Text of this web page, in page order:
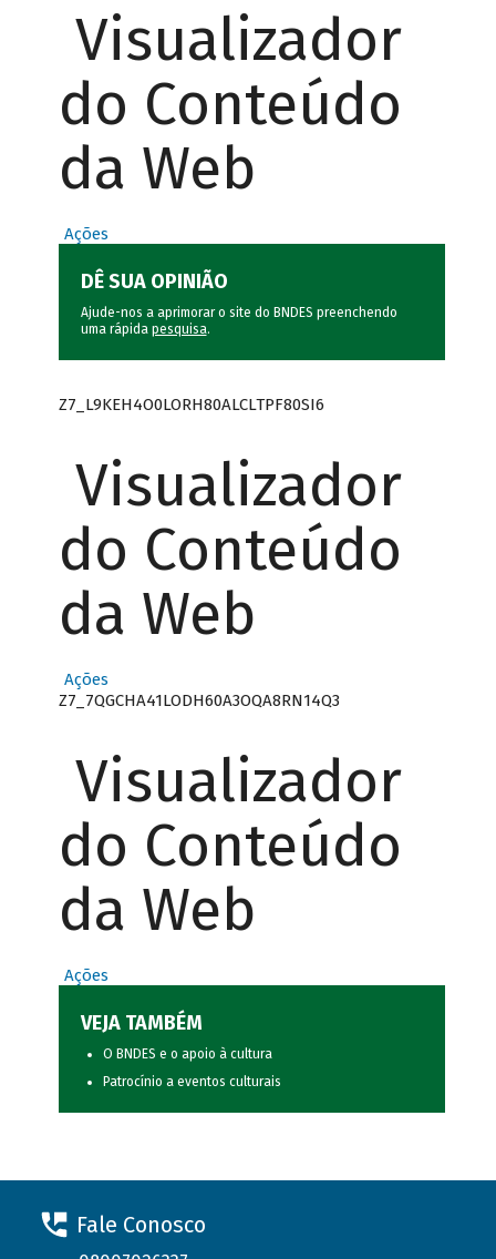
Visualizador
do Conteúdo
da Web
Ações
DÊ SUA OPINIÃO
Ajude-nos a aprimorar o site do BNDES preenchendo
uma rápida pesquisa.
Z7_L9KEH4O0LORH80ALCLTPF80SI6
Visualizador
do Conteúdo
da Web
Ações
Z7_7QGCHA41LODH60A3OQA8RN14Q3
Visualizador
do Conteúdo
da Web
Ações
VEJA TAMBÉM
O BNDES e o apoio à cultura
Patrocínio a eventos culturais
Fale Conosco